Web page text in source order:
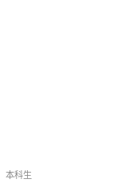
本科生